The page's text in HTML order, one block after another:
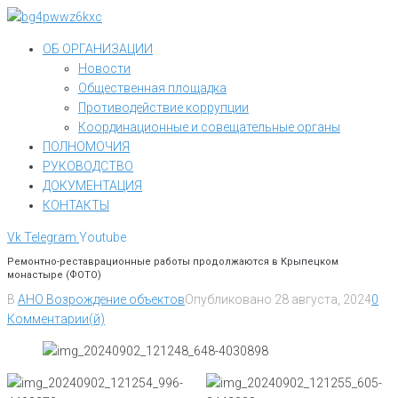
Перейти
контентуОБ ОРГАНИЗАЦИИ
Новости
Общественная площадка
Противодействие коррупции
Координационные и совещательные органы
ПОЛНОМОЧИЯ
РУКОВОДСТВО
ДОКУМЕНТАЦИЯ
КОНТАКТЫ
VkTelegram Youtube
Ремонтно-реставрационные работы продолжаются в Крыпецком
монастыре (ФОТО)
В АНО Возрождение объектовОпубликовано 28 августа, 20240
Комментарии(й)